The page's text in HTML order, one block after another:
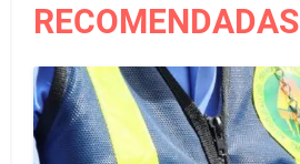
RECOMENDADAS